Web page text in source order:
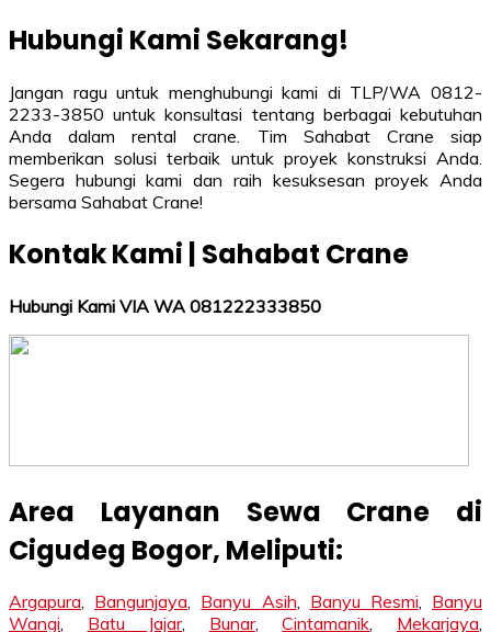
Hubungi Kami Sekarang!
Jangan ragu untuk menghubungi kami di TLP/WA 0812-
2233-3850 untuk konsultasi tentang berbagai kebutuhan
Anda dalam rental crane. Tim Sahabat Crane siap
memberikan solusi terbaik untuk proyek konstruksi Anda.
Segera hubungi kami dan raih kesuksesan proyek Anda
bersama Sahabat Crane!
Kontak Kami | Sahabat Crane
Hubungi Kami VIA WA 081222333850
Area Layanan Sewa Crane di
Cigudeg Bogor, Meliputi:
Argapura, Bangunjaya, Banyu Asih, Banyu Resmi, Banyu
Wangi, Batu Jajar, Bunar,Cintamanik, Mekarjaya,